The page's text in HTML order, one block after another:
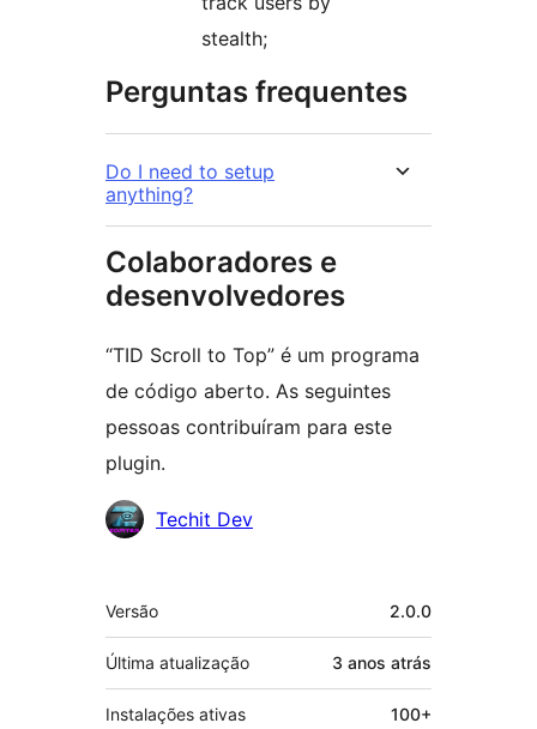
stealth;
Perguntas frequentes
Do I need to setup
anything?
Colaboradores e
desenvolvedores
“TID Scroll to Top” é um programa
de código aberto. As seguintes
pessoas contribuíram para este
plugin.
Colaboradores
Techit Dev
Meta
Versão 2.0.0
Última atualização 3 anos atrás
Instalações ativas 100+